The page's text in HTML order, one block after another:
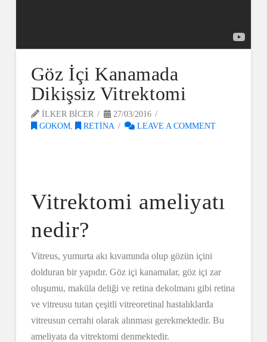
Göz İçi Kanamada
Dikişsiz Vitrektomi
ILKER BICER
27/03/2016
GOKOM, RETINA LEAVE A COMMENT
Vitrektomi ameliyatı
nedir?
Vitreus, yumurta akı kıvamında olup gözün içini
dolduran bir yapıdır. Göz içi kanamalar, göz içi zar
oluşumu, maküla deliği ve retina dekolmanı gibi retina
ve vitreusu tutan çeşitli vitreoretinal hastalıklarda
vitreusun cerrahi olarak alınması gerekmektedir. Bu
ameliyata da vitrektomi denmektedir.